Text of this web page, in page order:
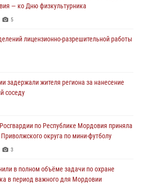
— ко Дню физкультурника
5
лицензионно-разрешительной работы
задержали жителя региона за нанесение
соседу
по Республике Мордовия приняла
округа по мини-футболу
3
в полном объёме задачи по охране
в период важного для Мордовии